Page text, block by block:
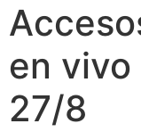
en vivo
27/8